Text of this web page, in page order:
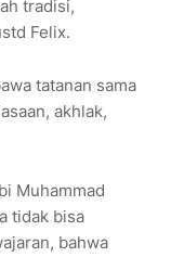
tradisi,
Felix.
tatanan sama
akhlak,
Muhammad
tidak bisa
bahwa